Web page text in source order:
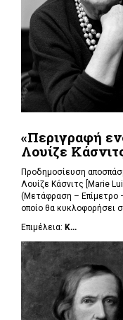
«Περιγραφή
Λουίζε
Προδημοσίευση
Λουίζε Κάσνιτς [Marie
(Μετάφραση – Επίμετρο
οποίο θα κυκλοφορήσει
Επιμέλεια: Κ...